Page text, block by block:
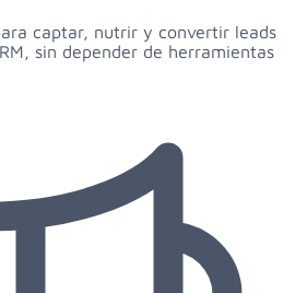
captar, nutrir y convertir leads
sin depender de herramientas